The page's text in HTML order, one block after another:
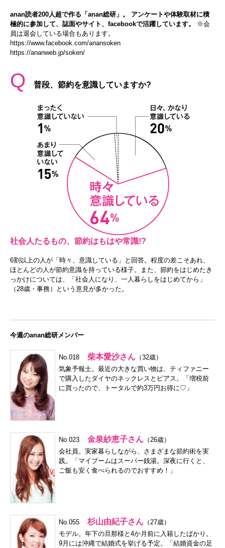
anan読者200人超で作る「anan総研」。 アンケートや体験取材に積
極的に参加して、誌面やサイト、facebookで活躍しています。
※会
員は退会している場合もあります。
https://www.facebook.com/anansoken
https://ananweb.jp/soken/
Q 普段、節約を意識していますか?
社会人たるもの、節約はもはや常識!?
6割以上の人が「時々、意識している」と回答。程度の差こそあれ、
ほとんどの人が節約意識を持っている様子。また、節約をはじめたき
っかけについては、「社会人になり、一人暮らしをはじめてから」
（28歳・事務）という意見が多かった。
今週のanan総研メンバー
No.018 柴本愛沙さん （32歳）
気象予報士。最近の大きな買い物は、ティファニー
で購入したダイヤのネックレスとピアス。「増税前
に買ったので、トータルで約3万円お得に♡」
No.023 金泉紗恵子さん （26歳）
会社員。実家暮らしながら、さまざまな節約術を実
践。「マイブームはスーパー銭湯。深夜に行くと、
ご飯も安く食べられるのでおすすめ！」
No.055 杉山由紀子さん （27歳）
モデル。年下の旦那様と4か月前に入籍したばかり。
9月には沖縄で結婚式を挙げる予定。「結婚資金の足